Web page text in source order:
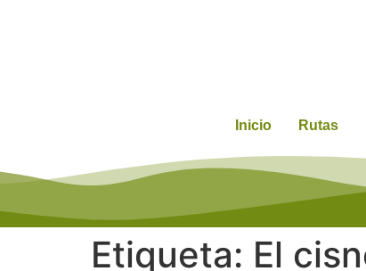
Inicio Rutas
Etiqueta: El